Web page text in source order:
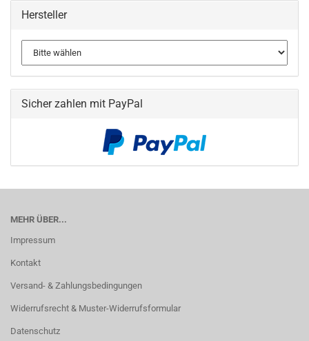
Hersteller
Sicher zahlen mit PayPal
MEHR ÜBER...
Impressum
Kontakt
Versand- & Zahlungsbedingungen
Widerrufsrecht & Muster-Widerrufsformular
Datenschutz